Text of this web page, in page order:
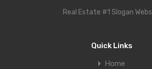
Real Estate #1 Slogan
Quick Links
Home